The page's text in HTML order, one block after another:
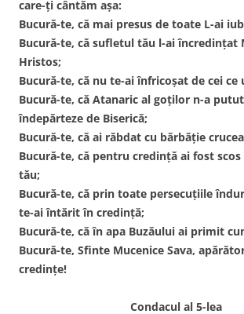
care-ți cântăm așa:
Bucură-te, că mai presus de toate L-ai
Bucură-te, că sufletul tău l-ai
Hristos;
Bucură-te, că nu te-ai înfricoșat de cei ce
Bucură-te, că Atanaric al goților n-a
îndepărteze de Biserică;
Bucură-te, că ai răbdat cu bărbăție
Bucură-te, că pentru credință ai fost
tău;
Bucură-te, că prin toate persecuțiile
te-ai întărit în credință;
Bucură-te, că în apa Buzăului ai primit
Bucură-te, Sfinte Mucenice Sava,
credințe!
Condacul al 5-lea